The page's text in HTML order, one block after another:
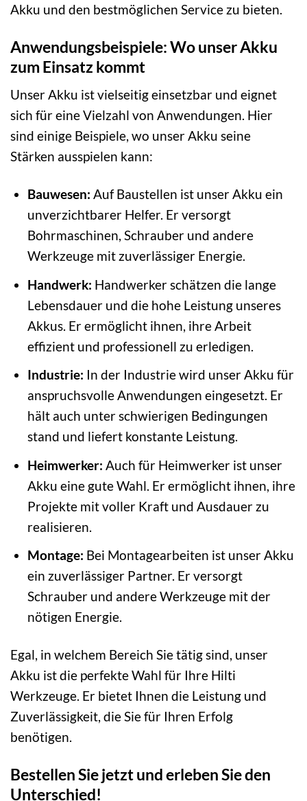
Akku und den bestmöglichen Service zu bieten.
Anwendungsbeispiele: Wo unser Akku
zum Einsatz kommt
Unser Akku ist vielseitig einsetzbar und eignet
sich für eine Vielzahl von Anwendungen. Hier
sind einige Beispiele, wo unser Akku seine
Stärken ausspielen kann:
Bauwesen: Auf Baustellen ist unser Akku ein
unverzichtbarer Helfer. Er versorgt
Bohrmaschinen, Schrauber und andere
Werkzeuge mit zuverlässiger Energie.
Handwerk: Handwerker schätzen die lange
Lebensdauer und die hohe Leistung unseres
Akkus. Er ermöglicht ihnen, ihre Arbeit
effizient und professionell zu erledigen.
Industrie: In der Industrie wird unser Akku für
anspruchsvolle Anwendungen eingesetzt. Er
hält auch unter schwierigen Bedingungen
stand und liefert konstante Leistung.
Heimwerker: Auch für Heimwerker ist unser
Akku eine gute Wahl. Er ermöglicht ihnen, ihre
Projekte mit voller Kraft und Ausdauer zu
realisieren.
Montage: Bei Montagearbeiten ist unser Akku
ein zuverlässiger Partner. Er versorgt
Schrauber und andere Werkzeuge mit der
nötigen Energie.
Egal, in welchem Bereich Sie tätig sind, unser
Akku ist die perfekte Wahl für Ihre Hilti
Werkzeuge. Er bietet Ihnen die Leistung und
Zuverlässigkeit, die Sie für Ihren Erfolg
benötigen.
Bestellen Sie jetzt und erleben Sie den
Unterschied!